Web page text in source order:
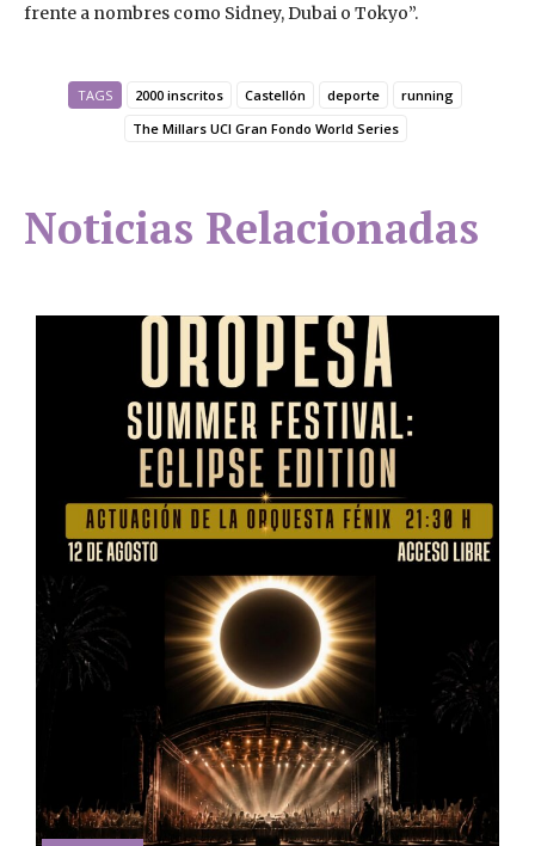
frente a nombres como Sidney, Dubai o Tokyo”.
TAGS 2000 inscritos Castellón deporte
running
The Millars UCI Gran Fondo World Series
Noticias Relacionadas